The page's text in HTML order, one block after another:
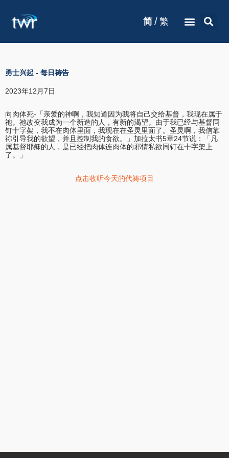
简 / 繁
勇士兴起 - 每日祷告
2023年12月7日
向肉体死-「亲爱的神啊，我知道因为我将自己交给基督，我现在属于
祂。祂改变我成为一个新造的人，有新的渴望。由于我已经与基督同
钉十字架，我不在肉体里面，我现在在圣灵里面了。圣灵啊，我信靠
祢引导我的欲望，并且控制我的食欲。」加拉太书5章24节说：「凡
属基督耶稣的人，是已经把肉体连肉体的邪情私欲同钉在十字架上
了。」
点击收听今天的代祷项目